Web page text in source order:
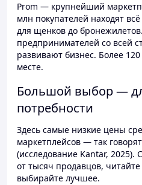
Prom — крупнейший
млн покупателей находят
для щенков до
предпринимателей со всей
развивают бизнес. Более
месте.
Большой выбор —
потребности
Здесь самые низкие цены
маркетплейсов — так
(исследование Kantar,
от тысяч продавцов,
выбирайте лучшее.